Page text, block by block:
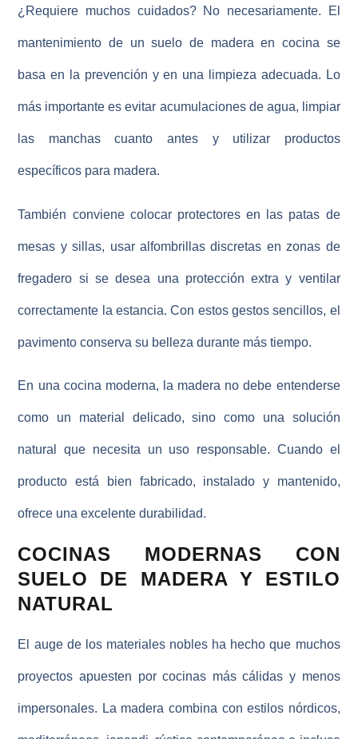
¿Requiere muchos cuidados? No necesariamente. El
mantenimiento de un suelo de madera en cocina se
basa en la prevención y en una limpieza adecuada. Lo
más importante es evitar acumulaciones de agua, limpiar
las manchas cuanto antes y utilizar productos
específicos para madera.
También conviene colocar protectores en las patas de
mesas y sillas, usar alfombrillas discretas en zonas de
fregadero si se desea una protección extra y ventilar
correctamente la estancia. Con estos gestos sencillos, el
pavimento conserva su belleza durante más tiempo.
En una cocina moderna, la madera no debe entenderse
como un material delicado, sino como una solución
natural que necesita un uso responsable. Cuando el
producto está bien fabricado, instalado y mantenido,
ofrece una excelente durabilidad.
COCINAS MODERNAS CON
SUELO DE MADERA Y ESTILO
NATURAL
El auge de los materiales nobles ha hecho que muchos
proyectos apuesten por cocinas más cálidas y menos
impersonales. La madera combina conestilos nórdicos,